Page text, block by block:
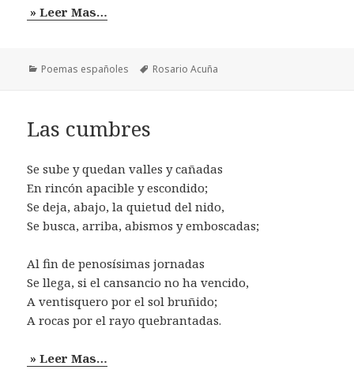
» Leer Mas…
Categorías
Poemas españoles Etiquetas
Rosario Acuña
Las cumbres
Se sube y quedan valles y cañadas
En rincón apacible y escondido;
Se deja, abajo, la quietud del nido,
Se busca, arriba, abismos y emboscadas;
Al fin de penosísimas jornadas
Se llega, si el cansancio no ha vencido,
A ventisquero por el sol bruñido;
A rocas por el rayo quebrantadas.
» Leer Mas…